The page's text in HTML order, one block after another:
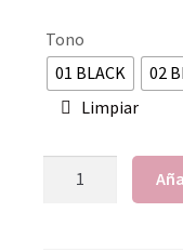
Tono
01 BLACK
02
Limpiar